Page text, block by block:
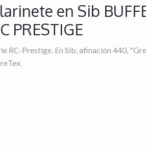
en Sib
PRESTIGE
RC-Prestige. En Sib, afinación 440,